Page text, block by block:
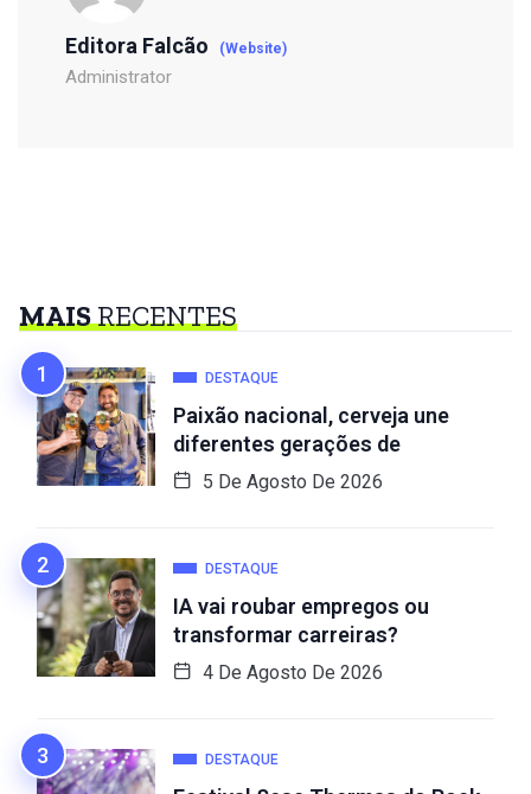
Editora Falcão (Website)
Administrator
MAISRECENTES
DESTAQUE
Paixão nacional, cerveja une
diferentes gerações de
5 De Agosto De 2026
DESTAQUE
IA vai roubar empregos ou
transformar carreiras?
4 De Agosto De 2026
DESTAQUE